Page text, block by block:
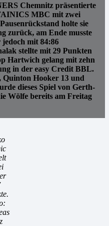
Chemnitz präsentierte
MBC mit zwei
holte sie
zurück, am Ende musste
jedoch mit 84:86
stellte mit 29 Punkten
Hartwich gelang mit zehn
in der easy Credit BBL.
Quinton Hooker 13 und
dieses Spiel von Gerth-
Wölfe bereits am Freitag